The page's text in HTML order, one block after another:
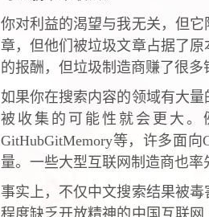
你对利益的渴望与我无关，但
章，但他们被垃圾文章占据了
的报酬，但垃圾制造商赚了很多
如果你在搜索内容的领域有大
被收集的可能性就会更大。
GitHubGitMemory等，许多面
量。一些大型互联网制造商也率
事实上，不仅中文搜索结果被
程度缺乏开放精神的中国互联